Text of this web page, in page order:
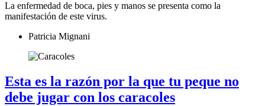
La enfermedad de boca, pies y manos se presenta como la
manifestación de este virus.
Patricia Mignani
Esta es la razón por la que tu peque no
debe jugar con los caracoles